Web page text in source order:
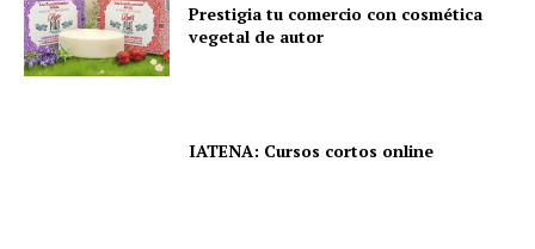
Prestigia tu comercio con cosmética
vegetal de autor
IATENA: Cursos cortos online